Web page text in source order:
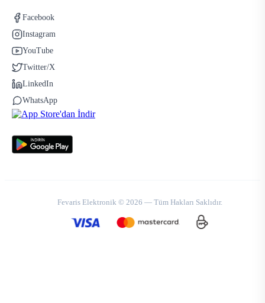
Facebook
Instagram
YouTube
Twitter/X
LinkedIn
WhatsApp
Fevaris Elektronik © 2026 — Tüm Hakları Saklıdır.